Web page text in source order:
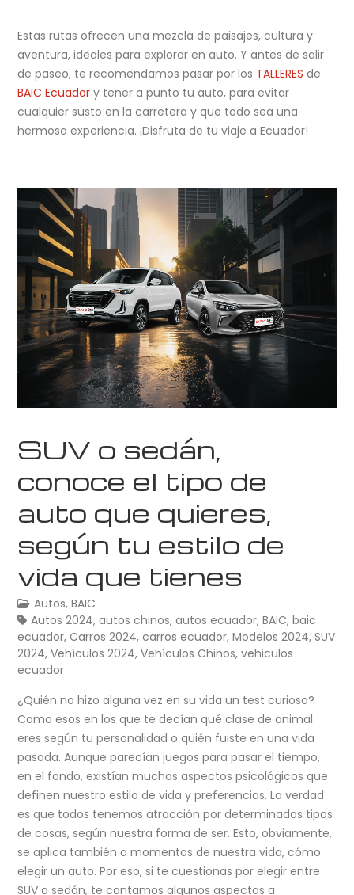
Estas rutas ofrecen una mezcla de paisajes, cultura y
aventura, ideales para explorar en auto. Y antes de salir
de paseo, te recomendamos pasar por los TALLERES de
BAIC Ecuador y tener a punto tu auto, para evitar
cualquier susto en la carretera y que todo sea una
hermosa experiencia. ¡Disfruta de tu viaje a Ecuador!
SUV o sedán,
conoce el tipo de
auto que quieres,
según tu estilo de
vida que tienes
Autos,BAIC
Autos 2024,autos chinos,autos ecuador,BAIC,baic
ecuador,Carros 2024,carros ecuador,Modelos 2024,SUV
2024,Vehículos 2024,Vehículos Chinos,vehiculos
ecuador
¿Quién no hizo alguna vez en su vida un test curioso?
Como esos en los que te decían qué clase de animal
eres según tu personalidad o quién fuiste en una vida
pasada. Aunque parecían juegos para pasar el tiempo,
en el fondo, existían muchos aspectos psicológicos que
definen nuestro estilo de vida y preferencias. La verdad
es que todos tenemos atracción por determinados tipos
de cosas, según nuestra forma de ser. Esto, obviamente,
se aplica también a momentos de nuestra vida, cómo
elegir un auto. Por eso, si te cuestionas por elegir entre
SUV o sedán, te contamos algunos aspectos a